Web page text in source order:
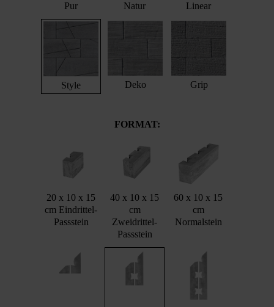
Pur Natur Linear
Style Deko Grip
FORMAT:
20 x 10 x 15
cm Eindrittel-
Passstein
40 x 10 x 15
cm
Zweidrittel-
Passstein
60 x 10 x 15
cm
Normalstein